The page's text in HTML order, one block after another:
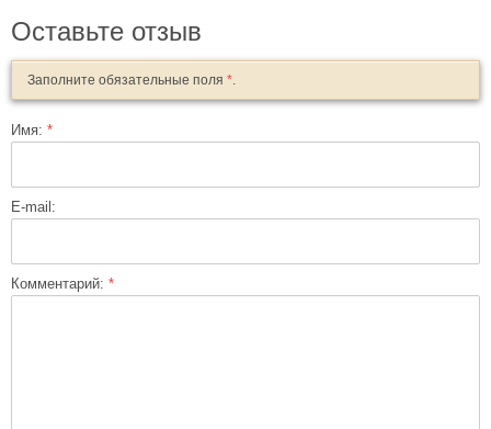
Оставьте отзыв
Заполните обязательные поля *.
Имя: *
E-mail:
Комментарий: *